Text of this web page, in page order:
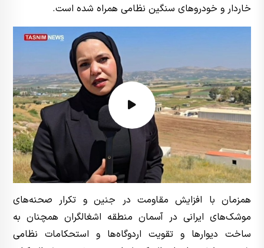
خاردار و خودروهای سنگین نظامی همراه شده است.
همزمان با افزایش مقاومت در جنین و تکرار صحنه‌های
موشک‌های ایرانی در آسمان منطقه اشغالگران همچنان به
ساخت دیوارها و تقویت اردوگاه‌ها و استحکامات نظامی